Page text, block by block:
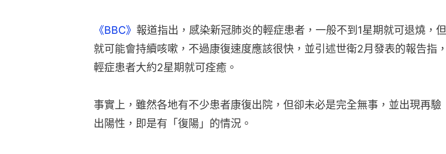
《BBC》 報道指出，感染新冠肺炎的輕症患者，一般不到1星期就可退燒，但
就可能會持續咳嗽，不過康復速度應該很快，並引述世衛2月發表的報告指，
輕症患者大約2星期就可痊癒。
事實上，雖然各地有不少患者康復出院，但卻未必是完全無事，並出現再驗
出陽性，即是有「復陽」的情況。